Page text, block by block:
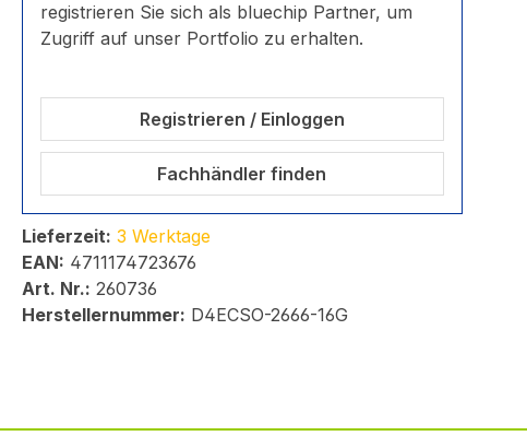
registrieren Sie sich als bluechip Partner, um
Zugriff auf unser Portfolio zu erhalten.
Registrieren / Einloggen
Fachhändler finden
Lieferzeit: 3 Werktage
EAN: 4711174723676
Art. Nr.: 260736
Herstellernummer: D4ECSO-2666-16G